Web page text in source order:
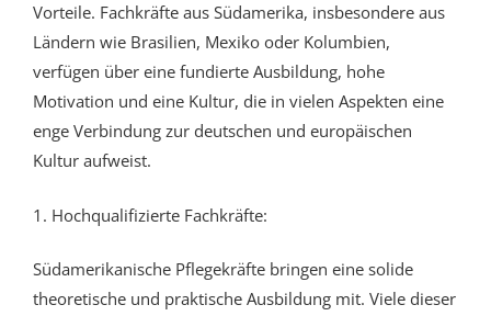
Vorteile. Fachkräfte aus Südamerika, insbesondere aus
Ländern wie Brasilien, Mexiko oder Kolumbien,
verfügen über eine fundierte Ausbildung, hohe
Motivation und eine Kultur, die in vielen Aspekten eine
enge Verbindung zur deutschen und europäischen
Kultur aufweist.
1. Hochqualifizierte Fachkräfte:
Südamerikanische Pflegekräfte bringen eine solide
theoretische und praktische Ausbildung mit. Viele dieser